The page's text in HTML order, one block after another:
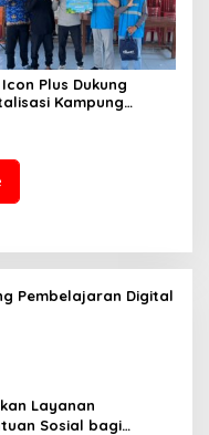
Icon Plus Dukung
Kampung
Pembelajaran Digital
Layanan
Sosial bagi